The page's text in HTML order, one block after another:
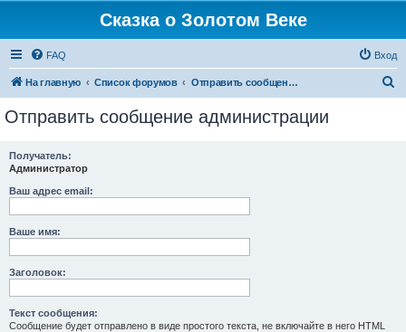
Сказка о Золотом Веке
FAQ Вход
На главную Список форумов Отправить сообщение администрации
Отправить сообщение администрации
Получатель:
Администратор
Ваш адрес email:
Ваше имя:
Заголовок:
Текст сообщения:
Сообщение будет отправлено в виде простого текста, не включайте в него HTML